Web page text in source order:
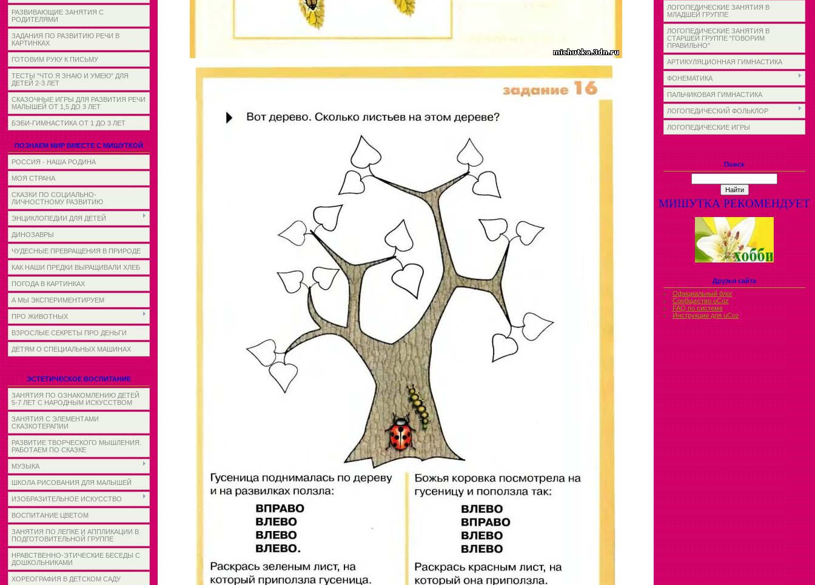
РАЗВИВАЮЩИЕ ЗАНЯТИЯ С
РОДИТЕЛЯМИ
ЗАДАНИЯ ПО РАЗВИТИЮ РЕЧИ В
КАРТИНКАХ
ГОТОВИМ РУКУ К ПИСЬМУ
ТЕСТЫ "ЧТО Я ЗНАЮ И УМЕЮ" ДЛЯ
ДЕТЕЙ 2-3 ЛЕТ
СКАЗОЧНЫЕ ИГРЫ ДЛЯ РАЗВИТИЯ РЕЧИ
МАЛЫШЕЙ ОТ 1,5 ДО 3 ЛЕТ
БЭБИ-ГИМНАСТИКА ОТ 1 ДО 3 ЛЕТ
ПОЗНАЕМ МИР ВМЕСТЕ С МИШУТКОЙ
РОССИЯ - НАША РОДИНА
МОЯ СТРАНА
СКАЗКИ ПО СОЦИАЛЬНО-
ЛИЧНОСТНОМУ РАЗВИТИЮ
ЭНЦИКЛОПЕДИИ ДЛЯ ДЕТЕЙ
ДИНОЗАВРЫ
ЧУДЕСНЫЕ ПРЕВРАЩЕНИЯ В ПРИРОДЕ
КАК НАШИ ПРЕДКИ ВЫРАЩИВАЛИ ХЛЕБ
ПОГОДА В КАРТИНКАХ
А МЫ ЭКСПЕРИМЕНТИРУЕМ
ПРО ЖИВОТНЫХ
ВЗРОСЛЫЕ СЕКРЕТЫ ПРО ДЕНЬГИ
ДЕТЯМ О СПЕЦИАЛЬНЫХ МАШИНАХ
ЭСТЕТИЧЕСКОЕ ВОСПИТАНИЕ
ЗАНЯТИЯ ПО ОЗНАКОМЛЕНИЮ ДЕТЕЙ
5-7 ЛЕТ С НАРОДНЫМ ИСКУССТВОМ
ЗАНЯТИЯ С ЭЛЕМЕНТАМИ
СКАЗКОТЕРАПИИ
РАЗВИТИЕ ТВОРЧЕСКОГО МЫШЛЕНИЯ.
РАБОТАЕМ ПО СКАЗКЕ
МУЗЫКА
ШКОЛА РИСОВАНИЯ ДЛЯ МАЛЫШЕЙ
ИЗОБРАЗИТЕЛЬНОЕ ИСКУССТВО
ВОСПИТАНИЕ ЦВЕТОМ
ЗАНЯТИЯ ПО ЛЕПКЕ И АППЛИКАЦИИ В
ПОДГОТОВИТЕЛЬНОЙ ГРУППЕ
НРАВСТВЕННО-ЭТИЧЕСКИЕ БЕСЕДЫ С
ДОШКОЛЬНИКАМИ
ХОРЕОГРАФИЯ В ДЕТСКОМ САДУ
ЛОГОПЕДИЧЕСКИЕ ЗАНЯТИЯ В
МЛАДШЕЙ ГРУППЕ
ЛОГОПЕДИЧЕСКИЕ ЗАНЯТИЯ В
СТАРШЕЙ ГРУППЕ "ГОВОРИМ
ПРАВИЛЬНО"
АРТИКУЛЯЦИОННАЯ ГИМНАСТИКА
ФОНЕМАТИКА
ПАЛЬЧИКОВАЯ ГИМНАСТИКА
ЛОГОПЕДИЧЕСКИЙ ФОЛЬКЛОР
ЛОГОПЕДИЧЕСКИЕ ИГРЫ
Поиск
МИШУТКА РЕКОМЕНДУЕТ
Друзья сайта
Официальный блог
Сообщество uCoz
FAQ по системе
Инструкции для uCoz